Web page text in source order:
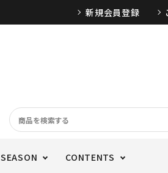
新規会員登録
SEASON CONTENTS